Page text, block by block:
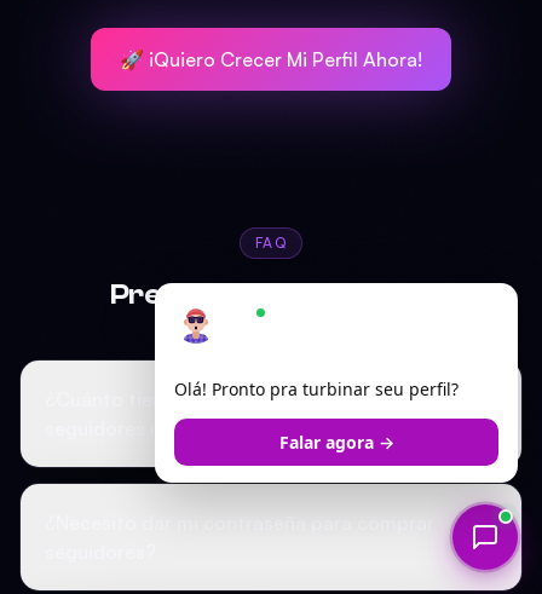
🚀 ¡Quiero Crecer Mi Perfil Ahora!
FAQ
Preguntas Frecuentes
¿Cuánto tiempo tarda en llegar los
seguidores mundiales?
Olá! Pronto pra turbinar seu perfil?
Falar agora →